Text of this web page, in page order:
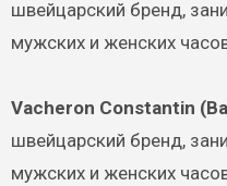
швейцарский бренд,
мужских и женских
Vacheron Constantin
швейцарский бренд,
мужских и женских